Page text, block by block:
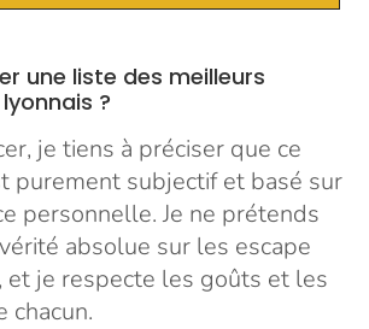
une liste des meilleurs
?
je tiens à préciser que ce
purement subjectif et basé sur
personnelle. Je ne prétends
absolue sur les escape
et je respecte les goûts et les
chacun.